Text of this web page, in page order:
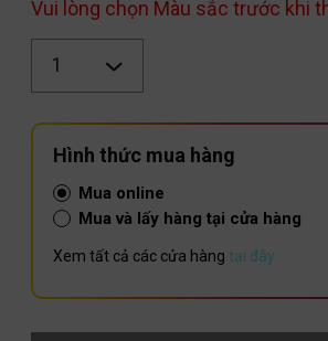
Vui lòng chọn Màu sắc trước khi
lượng
Hình thức mua hàng
Mua online
Mua và lấy hàng tại cửa hàng
Xem tất cả các cửa hàng tại đây